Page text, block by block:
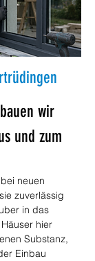
wir
und zum
neuen
zuverlässig
in das
hier
Substanz,
Einbau